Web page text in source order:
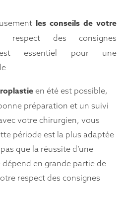
les conseils de votre
des consignes
est essentiel pour une
en été est possible,
préparation et un suivi
votre chirurgien, vous
période est la plus adaptée
que la réussite d’une
en grande partie de
respect des consignes